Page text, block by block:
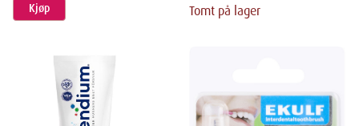
Kjøp Tomt på lager